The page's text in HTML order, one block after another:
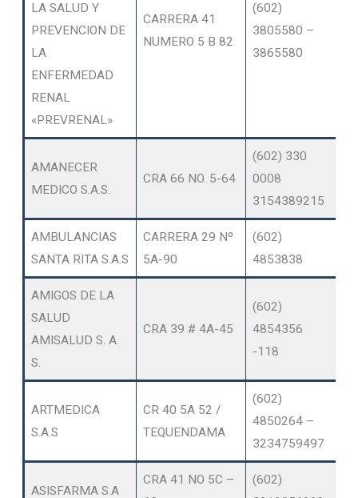
LA SALUD Y
PREVENCION DE
LA
ENFERMEDAD
RENAL
«PREVRENAL»
CARRERA 41
NUMERO 5 B 82
(602)
3805580 –
3865580
AMANECER
MEDICO S.A.S.
CRA 66 NO. 5-64
(602) 330
0008
3154389215
AMBULANCIAS
SANTA RITA S.A.S
CARRERA 29 Nº
5A-90
(602)
4853838
AMIGOS DE LA
SALUD
AMISALUD S. A.
S.
CRA 39 # 4A-45
(602)
4854356
-118
ARTMEDICA
S.A.S
CR 40 5A 52 /
TEQUENDAMA
(602)
4850264 –
3234759497
ASISFARMA S.A
CRA 41 NO 5C –
(602)